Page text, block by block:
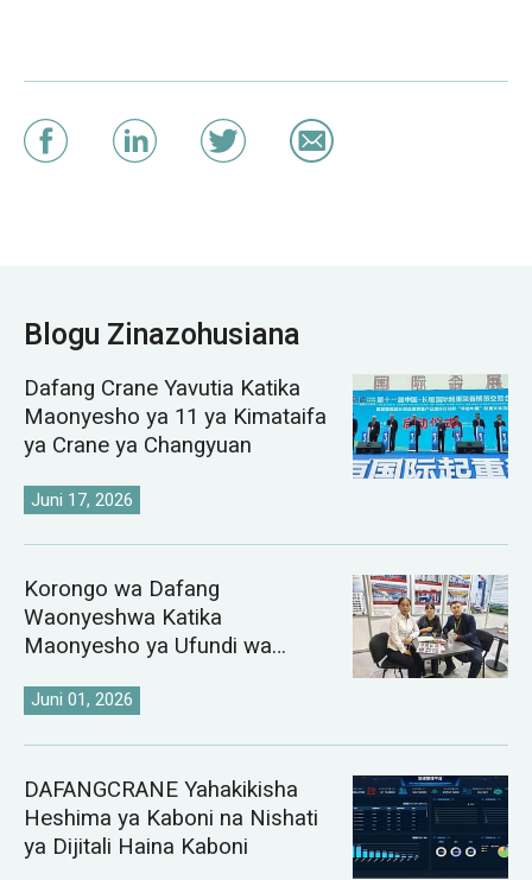
Blogu Zinazohusiana
Dafang Crane Yavutia Katika
Maonyesho ya 11 ya Kimataifa
ya Crane ya Changyuan
Juni 17, 2026
Korongo wa Dafang
Waonyeshwa Katika
Maonyesho ya Ufundi wa
Uzbekistan ya 2026
Juni 01, 2026
DAFANGCRANE Yahakikisha
Heshima ya Kaboni na Nishati
ya Dijitali Haina Kaboni